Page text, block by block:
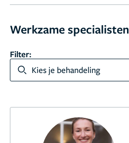
Werkzame specialisten
Filter:
Kies je behandeling